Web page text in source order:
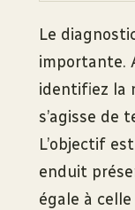
Le
importante.
identifiez la
s’agisse de
L’objectif
enduit
égale à